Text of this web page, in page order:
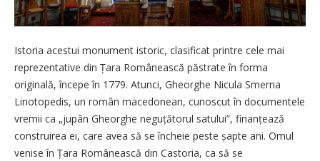
Istoria acestui monument istoric, clasificat printre cele mai
reprezentative din Țara Românească păstrate în forma
originală, începe în 1779. Atunci, Gheorghe Nicula Smerna
Linotopedis, un român macedonean, cunoscut în documentele
vremii ca „jupân Gheorghe neguțătorul satului”, finanțează
construirea ei, care avea să se încheie peste șapte ani. Omul
venise în Țara Românească din Castoria, ca să se